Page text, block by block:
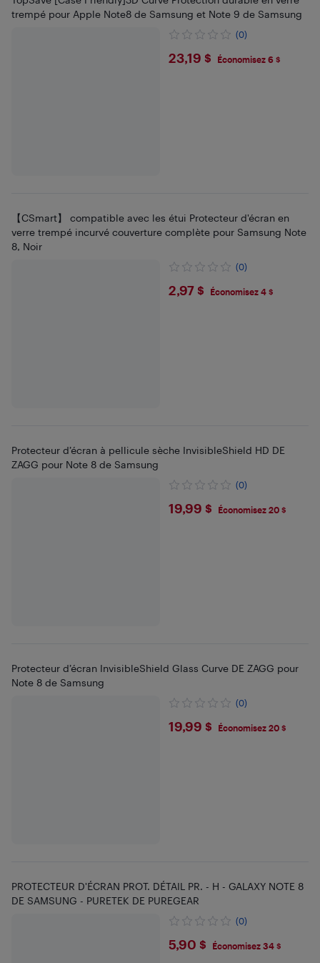
trempé pour Apple Note8 de Samsung et Note 9 de Samsung
(0)
$23.19
23,19 $ Économisez 6 $
【CSmart】 compatible avec les étui Protecteur d'écran en
verre trempé incurvé couverture complète pour Samsung Note
8, Noir
(0)
$2.97
2,97 $ Économisez 4 $
Protecteur d’écran à pellicule sèche InvisibleShield HD DE
ZAGG pour Note 8 de Samsung
(0)
$19.99
19,99 $ Économisez 20 $
Protecteur d’écran InvisibleShield Glass Curve DE ZAGG pour
Note 8 de Samsung
(0)
$19.99
19,99 $ Économisez 20 $
PROTECTEUR D'ÉCRAN PROT. DÉTAIL PR. - H - GALAXY NOTE 8
DE SAMSUNG - PURETEK DE PUREGEAR
(0)
$5.9
5,90 $ Économisez 34 $